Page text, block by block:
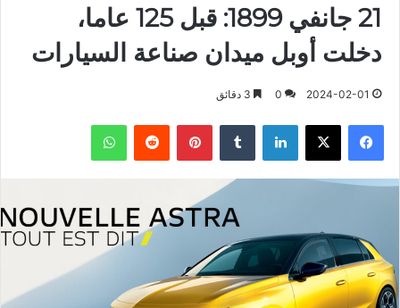
21 جانفي 1899: قبل 125 عاما،
دخلت أوبل ميدان صناعة السيارات
2024-02-01
0
فيسبوك X لينكدإن بينتيريست واتساب